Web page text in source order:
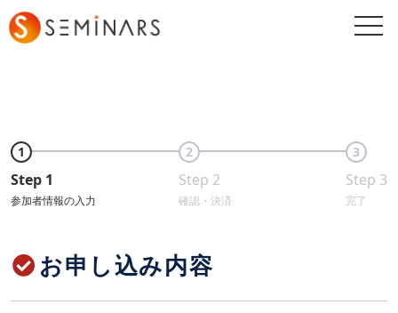
1
Step 1
参加者情報の入力
2
Step 2
確認・決済
3
Step 3
完了
お申し込み内容